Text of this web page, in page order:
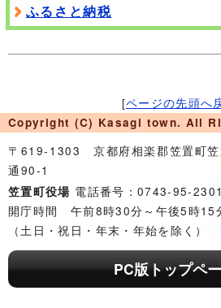
ふるさと納税
[ページの先頭へ
Copyright (C) Kasagi town. All
〒619-1303 京都府相楽郡笠置町
通90-1
笠置町役場 電話番号：0743-95-2301
開庁時間 午前8時30分～午後5時15
（土日・祝日・年末・年始を除く）
PC版トップペ